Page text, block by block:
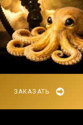
ЗАКАЗАТЬ